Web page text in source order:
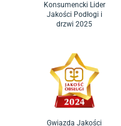
Konsumencki Lider
Jakości Podłogi i
drzwi 2025
Gwiazda Jakości